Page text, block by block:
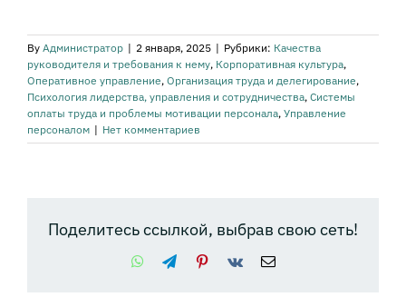
By Администратор | 2 января, 2025 | Рубрики: Качества
руководителя и требования к нему, Корпоративная культура,
Оперативное управление, Организация труда и делегирование,
Психология лидерства, управления и сотрудничества, Системы
оплаты труда и проблемы мотивации персонала, Управление
персоналом | Нет комментариев
Поделитесь ссылкой, выбрав свою сеть!
WhatsApp
TelegramPinterest
Vk Email